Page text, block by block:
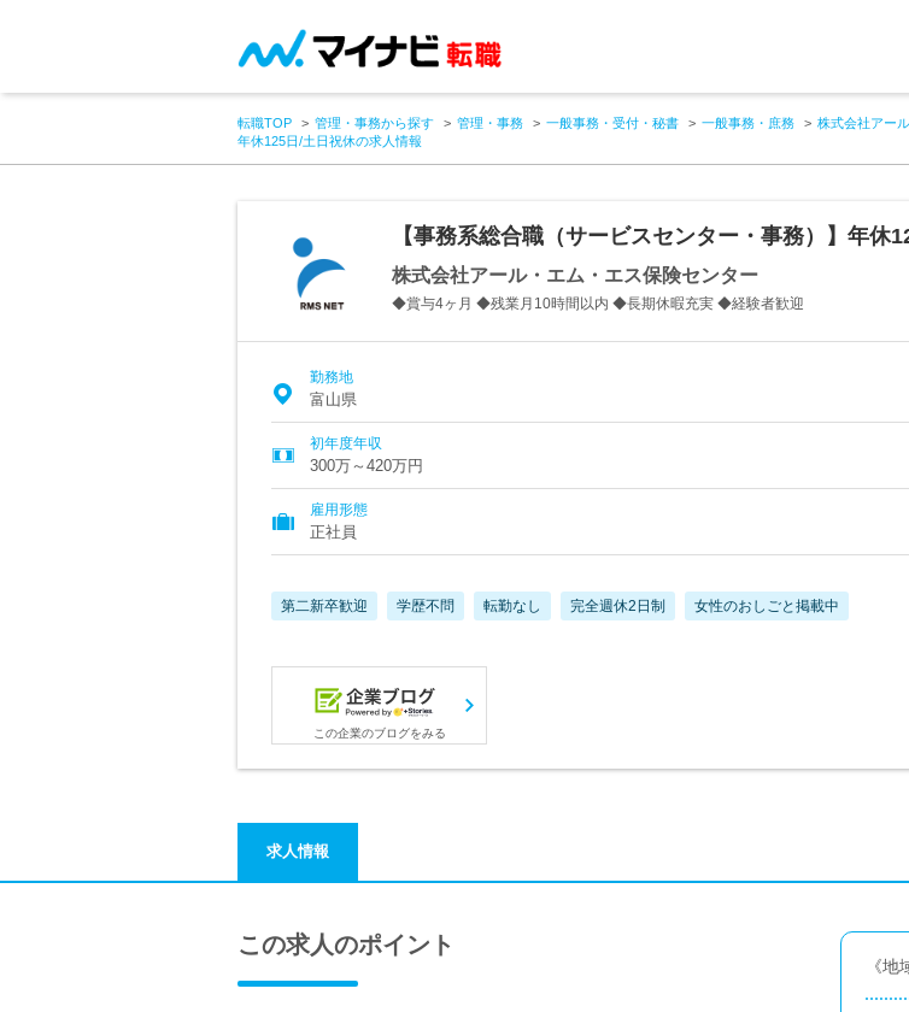
転職TOP 管理・事務から探す 管理・事務 一般事務・受付・秘書 一般事務・庶務 株式会社アー
年休125日/土日祝休の求人情報
【事務系総合職（サービスセンター・事務）】年休
株式会社アール・エム・エス保険センター
◆賞与4ヶ月 ◆残業月10時間以内 ◆長期休暇充実 ◆経験者歓迎
勤務地
富山県
初年度年収
300万～420万円
雇用形態
正社員
第二新卒歓迎 学歴不問 転勤なし 完全週休2日制 女性のおしごと掲載中
この企業のブログをみる
求人情報
この求人のポイント
《